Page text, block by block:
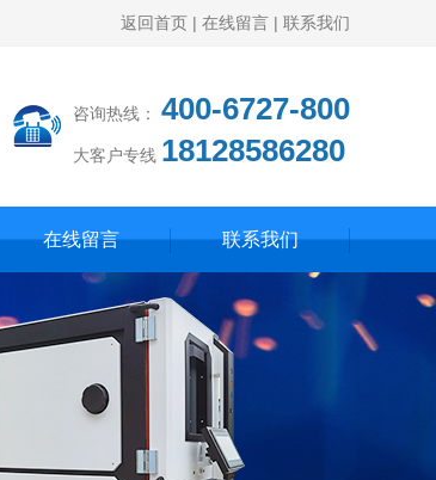
返回首页 | 在线留言 | 联系我们
咨询热线： 400-6727-800
大客户专线 18128586280
在线留言 联系我们